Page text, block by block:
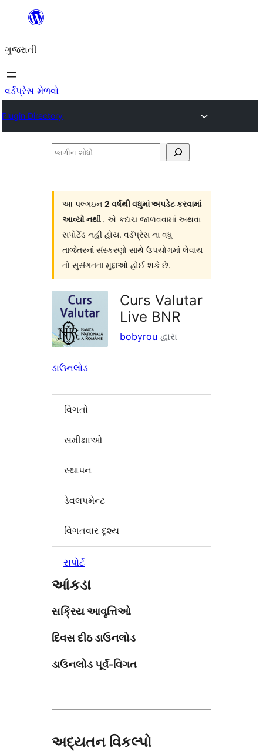
કંટેન્ટ(લખાણ)
જાઓ
ગુજરાતી
વર્ડપ્રેસ મેળવો
Plugin Directory
પ્લગીન
આ પલ્ગઇન 2 વર્ષથી વધુમાં અપડેટ કરવામાં
આવ્યો નથી . એ કદાચ જાળવવામાં અથવા
સપોર્ટેડ નહી હોય. વર્ડપ્રેસ ના વધુ
તાજેતરનાં સંસ્કરણો સાથે ઉપયોગમાં લેવાય
તો સુસંગતતા મુદ્દાઓ હોઈ શકે છે.
Curs Valutar
Live BNR
bobyrou દ્વારા
ડાઉનલોડ
વિગતો
સમીક્ષાઓ
સ્થાપન
ડેવલપમેન્ટ
વિગતવાર દૃશ્ય
સપોર્ટ
આંકડા
સક્રિય આવૃત્તિઓ
દિવસ દીઠ ડાઉનલોડ
ડાઉનલોડ પૂર્વ-વિગત
અદ્યતન વિકલ્પો